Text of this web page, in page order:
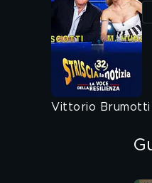
Vittorio Brumotti